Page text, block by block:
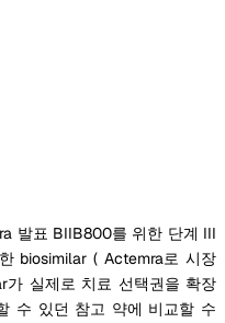
발표 BIIB800를 위한 단계 III
biosimilar ( Actemra로 시장
실제로 치료 선택권을 확장
수 있던 참고 약에 비교할 수